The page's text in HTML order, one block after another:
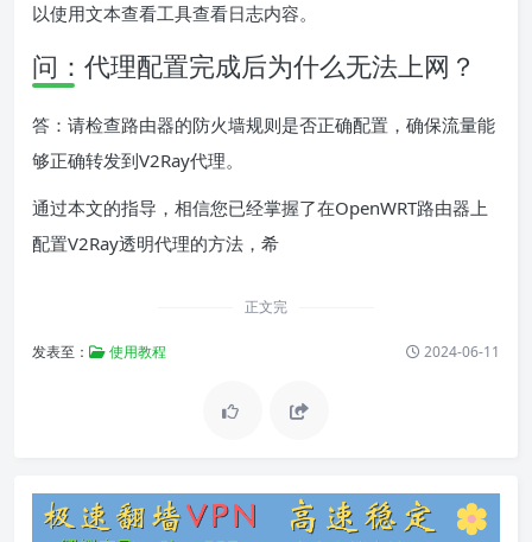
以使用文本查看工具查看日志内容。
问：代理配置完成后为什么无法上网？
答：请检查路由器的防火墙规则是否正确配置，确保流量能
够正确转发到V2Ray代理。
通过本文的指导，相信您已经掌握了在OpenWRT路由器上
配置V2Ray透明代理的方法，希
正文完
发表至： 使用教程 2024-06-11